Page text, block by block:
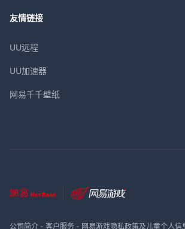
友情链接
UU远程
UU加速器
网易千千壁纸
公司简介- 客户服务- 网易游戏隐私政策及儿童个人信